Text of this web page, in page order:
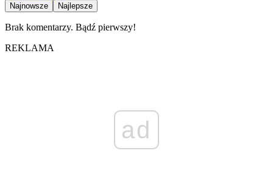
Najnowsze Najlepsze
Brak komentarzy. Bądź pierwszy!
REKLAMA
ad